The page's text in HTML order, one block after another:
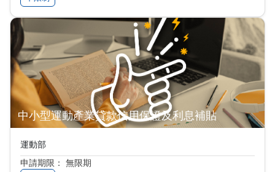
中小型運動產業貸款信用保證及利息補貼
運動部
申請期限： 無限期